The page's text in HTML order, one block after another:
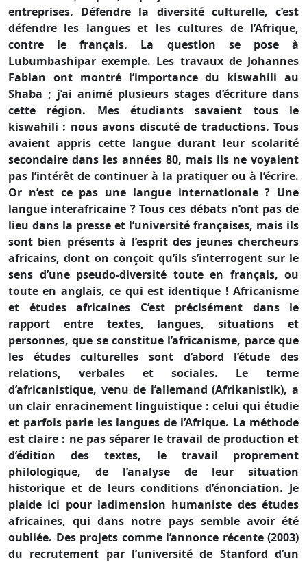
entreprises. Défendre la diversité culturelle, c’est
défendre les langues et les cultures de l’Afrique,
contre le français. La question se pose à
Lubumbashipar exemple. Les travaux de Johannes
Fabian ont montré l’importance du kiswahili au
Shaba ; j’ai animé plusieurs stages d’écriture dans
cette région. Mes étudiants savaient tous le
kiswahili : nous avons discuté de traductions. Tous
avaient appris cette langue durant leur scolarité
secondaire dans les années 80, mais ils ne voyaient
pas l’intérêt de continuer à la pratiquer ou à l’écrire.
Or n’est ce pas une langue internationale ? Une
langue interafricaine ? Tous ces débats n’ont pas de
lieu dans la presse et l’université françaises, mais ils
sont bien présents à l’esprit des jeunes chercheurs
africains, dont on conçoit qu’ils s’interrogent sur le
sens d’une pseudo-diversité toute en français, ou
toute en anglais, ce qui est identique ! Africanisme
et études africaines C’est précisément dans le
rapport entre textes, langues, situations et
personnes, que se constitue l’africanisme, parce que
les études culturelles sont d’abord l’étude des
relations, verbales et sociales. Le terme
d’africanistique, venu de l’allemand (Afrikanistik), a
un clair enracinement linguistique : celui qui étudie
et parfois parle les langues de l’Afrique. La méthode
est claire : ne pas séparer le travail de production et
d’édition des textes, le travail proprement
philologique, de l’analyse de leur situation
historique et de leurs conditions d’énonciation. Je
plaide ici pour ladimension humaniste des études
africaines, qui dans notre pays semble avoir été
oubliée. Des projets comme l’annonce récente (2003)
du recrutement par l’université de Stanford d’un